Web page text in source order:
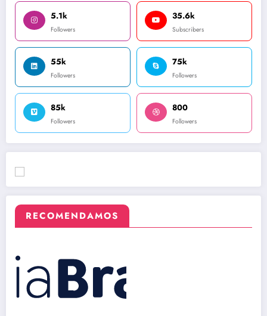
5.1k
Followers
35.6k
Subscribers
55k
Followers
75k
Followers
85k
Followers
800
Followers
RECOMENDAMOS